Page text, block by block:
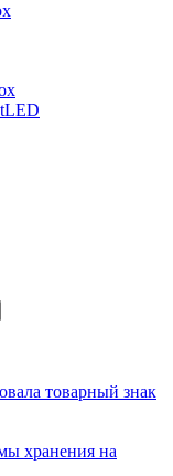
товарный знак
хранения на